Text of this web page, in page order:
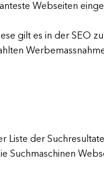
Webseiten
gilt es in der SEO
Liste der
Suchmaschinen